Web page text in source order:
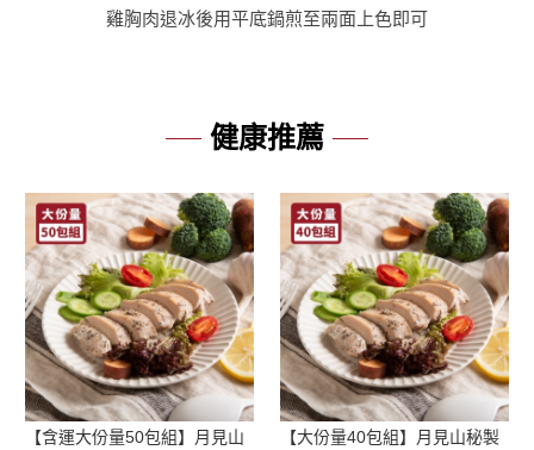
雞胸肉退冰後用平底鍋煎至兩面上色即可
健康推薦
【含運大份量50包組】月見山
【大份量40包組】月見山秘製